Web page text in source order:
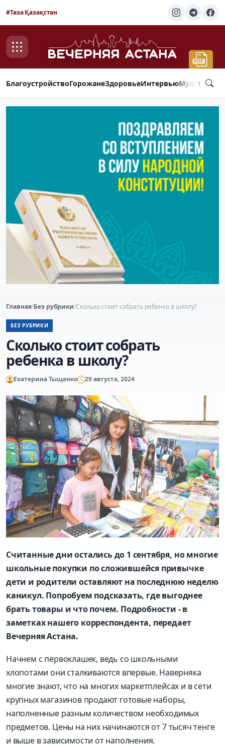
#Таза Қазақстан
БлагоустройствоГорожанеЗдоровьеИнтервью
Главная/Без рубрики/Сколько стоит собрать ребенка в школу?
БЕЗ РУБРИКИ
Сколько стоит собрать
ребенка в школу?
Екатерина Тыщенко 29 августа, 2024
Считанные дни остались до 1 сентября, но многие
школьные покупки по сложившейся привычке
дети и родители оставляют на последнюю неделю
каникул. Попробуем подсказать, где выгоднее
брать товары и что почем. Подробности - в
заметках нашего корреспондента, передает
Вечерняя Астана.
Начнем с первоклашек, ведь со школьными
хлопотами они сталкиваются впервые. Наверняка
многие знают, что на многих маркетплейсах и в сети
крупных магазинов продают готовые наборы,
наполненные разным количеством необходимых
предметов. Цены на них начинаются от 7 тысяч тенге
и выше в зависимости от наполнения.